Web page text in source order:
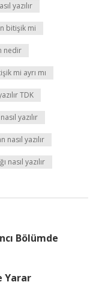
yazılır
bitişik mi
nedir
mi ayrı mı
TDK
yazılır
nasıl yazılır
nasıl yazılır
Bölümde
Yarar